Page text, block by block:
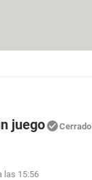
juego Cerrado
las 15:56